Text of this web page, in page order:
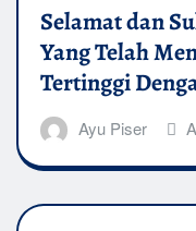
Selamat dan
Yang Telah
Tertinggi
Ayu Piser